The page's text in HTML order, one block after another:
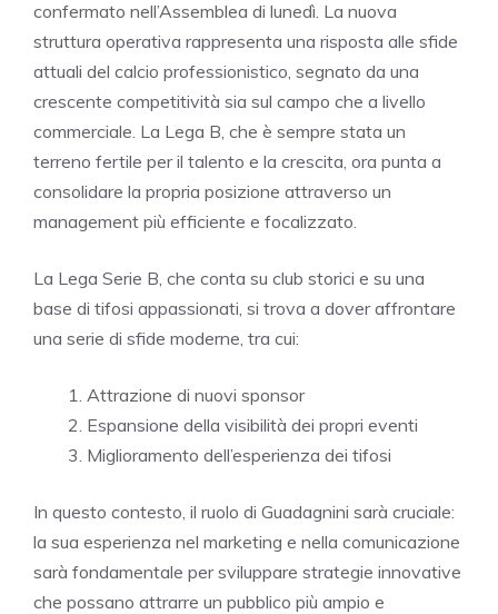
confermato nell’Assemblea di lunedì. La nuova
struttura operativa rappresenta una risposta alle sfide
attuali del calcio professionistico, segnato da una
crescente competitività sia sul campo che a livello
commerciale. La Lega B, che è sempre stata un
terreno fertile per il talento e la crescita, ora punta a
consolidare la propria posizione attraverso un
management più efficiente e focalizzato.
La Lega Serie B, che conta su club storici e su una
base di tifosi appassionati, si trova a dover affrontare
una serie di sfide moderne, tra cui:
Attrazione di nuovi sponsor
Espansione della visibilità dei propri eventi
Miglioramento dell’esperienza dei tifosi
In questo contesto, il ruolo di Guadagnini sarà cruciale:
la sua esperienza nel marketing e nella comunicazione
sarà fondamentale per sviluppare strategie innovative
che possano attrarre un pubblico più ampio e